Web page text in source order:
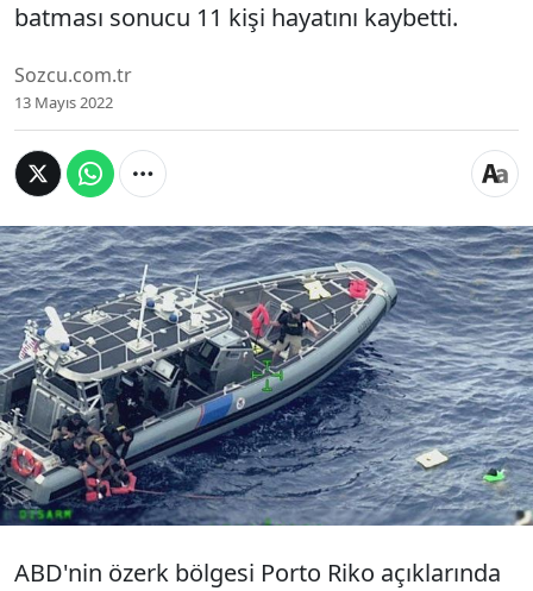
batması sonucu 11 kişi hayatını kaybetti.
Sozcu.com.tr
13 Mayıs 2022
Porto Riko'da göçmenleri taşıyan
teknenin batması sonucu 11 kişi
hayatını kaybetti.
ABD'nin özerk bölgesi Porto Riko açıklarında